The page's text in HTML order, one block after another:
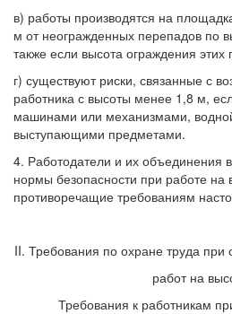
в) работы производятся на
м от неогражденных перепадов по
также если высота ограждения
г) существуют риски, связанные с
работника с высоты менее 1,8 м,
машинами или механизмами,
выступающими предметами.
4. Работодатели и их объединения
нормы безопасности при работе на
противоречащие требованиям
II. Требования по охране труда при
работ на
Требования к работникам